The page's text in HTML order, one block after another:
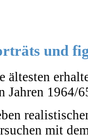
und
ältesten
Jahren 1964/
mit